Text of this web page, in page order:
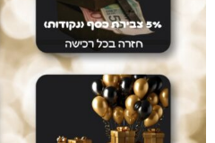
מוצרים
במחיר